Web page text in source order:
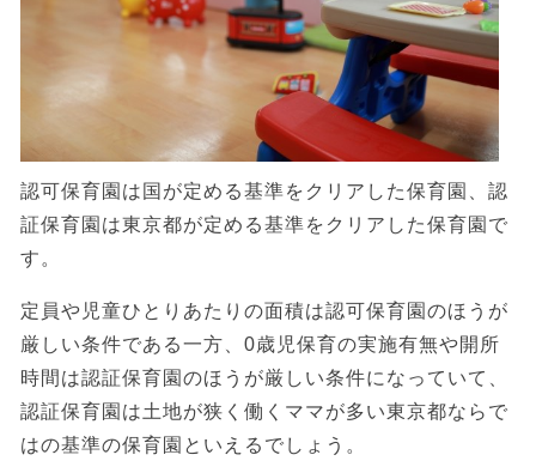
認可保育園は国が定める基準をクリアした保育園、認
証保育園は東京都が定める基準をクリアした保育園で
す。
定員や児童ひとりあたりの面積は認可保育園のほうが
厳しい条件である一方、0歳児保育の実施有無や開所
時間は認証保育園のほうが厳しい条件になっていて、
認証保育園は土地が狭く働くママが多い東京都ならで
はの基準の保育園といえるでしょう。